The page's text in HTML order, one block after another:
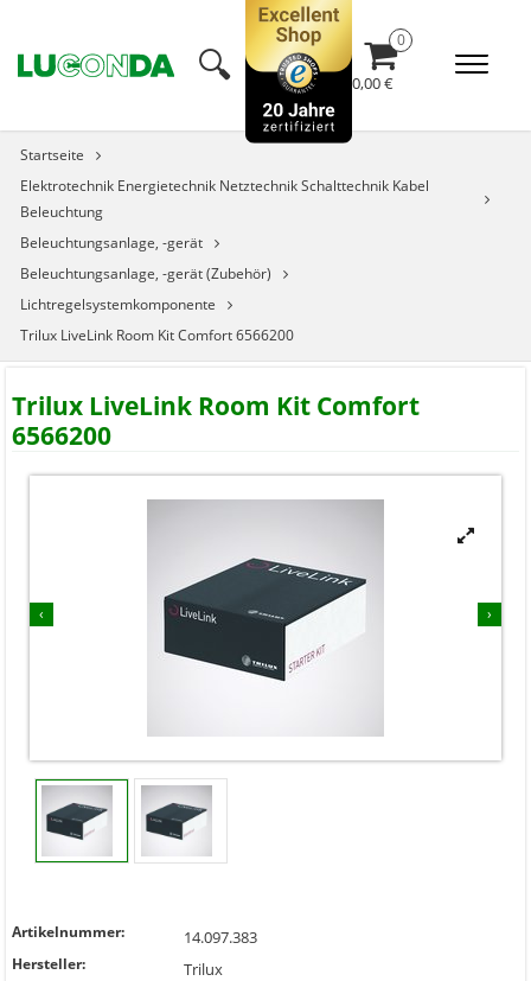
🔍︎ 0,00 €
Startseite
Elektrotechnik Energietechnik Netztechnik Schalttechnik Kabel
Beleuchtung
Beleuchtungsanlage, -gerät
Beleuchtungsanlage, -gerät (Zubehör)
Lichtregelsystemkomponente
Trilux LiveLink Room Kit Comfort 6566200
Trilux LiveLink Room Kit Comfort
6566200
‹ ›


Artikelnummer: 14.097.383
Hersteller: Trilux